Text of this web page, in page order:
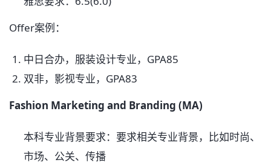
Offer案例：
中日合办，服装设计专业，GPA85
双非，影视专业，GPA83
Fashion Marketing and Branding (MA)
本科专业背景要求：要求相关专业背景，比如时尚、
市场、公关、传播